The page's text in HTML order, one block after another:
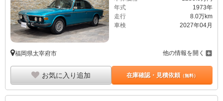
年式
1973年
走行
8.0万km
車検
2027年04月
福岡県太宰府市 他の情報を開く
お気に入り追加 在庫確認・見積依頼（無料）